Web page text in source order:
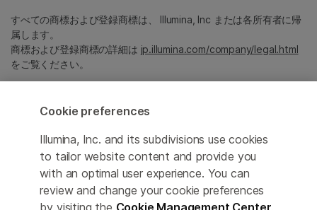
すべての商標および登録商標は、 Illumina, Inc または各所有者に帰
属します。
商標および登録商標の詳細は jp.illumina.com/company/legal.html
をご覧ください。
Cookie Management Center
プライバシーポリシ
© 2026 Illumina, Inc. All rights reserved.
Cookie preferences
Illumina, Inc. and its subdivisions use cookies
to tailor website content and provide you
with an optimal user experience. You can
review and change your cookie preferences
by visiting the Cookie Management Center